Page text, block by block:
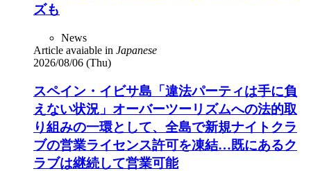
ズも
News
Article avaiable in Japanese
2026/08/06 (Thu)
スペイン・イビサ島「違法パーティは手に負
えない状況」オーバーツーリズムへの法的取
り組みの一環として、全島で新規ナイトクラ
ブの営業ライセンス許可を凍結…既にあるク
ラブは継続して営業可能